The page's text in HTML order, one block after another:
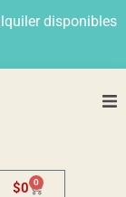
disponibles
$0 0